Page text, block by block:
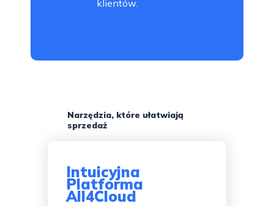
klientów.
Narzędzia, które ułatwiają
sprzedaż
Intuicyjna
Platforma
All4Cloud